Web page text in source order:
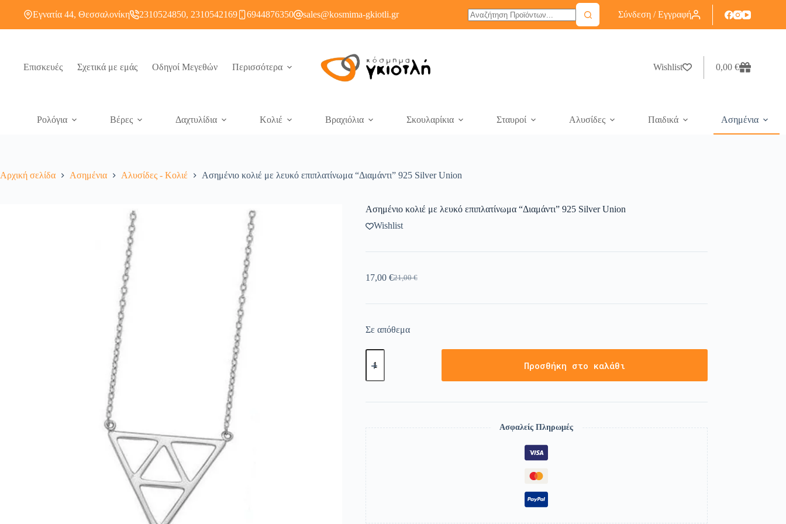
Εγνατία 44, Θεσσαλονίκη 2310524850, 2310542169 6944876350 sales@kosmima-gkiotli.gr Σύνδεση / Εγγραφή
Επισκευές Σχετικά με εμάς Οδηγοί Μεγεθών Περισσότερα Wishlist 0,00 €
Ρολόγια Βέρες Δαχτυλίδια Κολιέ Βραχιόλια Σκουλαρίκια Σταυροί Αλυσίδες Παιδικά Ασημένια
Αρχική σελίδα Ασημένια Αλυσίδες - Κολιέ Ασημένιο κολιέ με λευκό επιπλατίνωμα “Διαμάντι” 925 Silver Union
Ασημένιο κολιέ με λευκό επιπλατίνωμα “Διαμάντι” 925 Silver Union
Wishlist
21,00€
17,00 €
Σε απόθεμα
Προσθήκη στο καλάθι
Ασφαλείς Πληρωμές